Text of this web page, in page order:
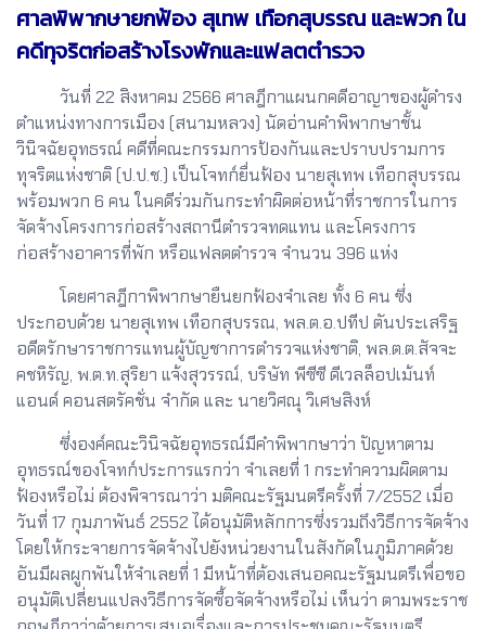
ศาลพิพากษายกฟ้อง สุเทพ เทือกสุบรรณ และพวก ใน
คดีทุจริตก่อสร้างโรงพักและแฟลตตำรวจ
วันที่ 22 สิงหาคม 2566 ศาลฎีกาแผนกคดีอาญาของผู้ดำรง
ตำแหน่งทางการเมือง (สนามหลวง) นัดอ่านคำพิพากษาชั้น
วินิจฉัยอุทธรณ์ คดีที่คณะกรรมการป้องกันและปราบปรามการ
ทุจริตแห่งชาติ (ป.ป.ช.) เป็นโจทก์ยื่นฟ้อง นายสุเทพ เทือกสุบรรณ
พร้อมพวก 6 คน ในคดีร่วมกันกระทำผิดต่อหน้าที่ราชการในการ
จัดจ้างโครงการก่อสร้างสถานีตำรวจทดแทน และโครงการ
ก่อสร้างอาคารที่พัก หรือแฟลตตำรวจ จำนวน 396 แห่ง
โดยศาลฎีกาพิพากษายืนยกฟ้องจำเลย ทั้ง 6 คน ซึ่ง
ประกอบด้วย นายสุเทพ เทือกสุบรรณ, พล.ต.อ.ปทีป ตันประเสริฐ
อดีตรักษาราชการแทนผู้บัญชาการตำรวจแห่งชาติ, พล.ต.ต.สัจจะ
คชหิรัญ, พ.ต.ท.สุริยา แจ้งสุวรรณ์, บริษัท พีซีซี ดีเวลล็อปเม้นท์
แอนด์ คอนสตรัคชั่น จำกัด และ นายวิศณุ วิเศษสิงห์
ซึ่งองค์คณะวินิจฉัยอุทธรณ์มีคำพิพากษาว่า ปัญหาตาม
อุทธรณ์ของโจทก์ประการแรกว่า จำเลยที่ 1 กระทำความผิดตาม
ฟ้องหรือไม่ ต้องพิจารณาว่า มติคณะรัฐมนตรีครั้งที่ 7/2552 เมื่อ
วันที่ 17 กุมภาพันธ์ 2552 ได้อนุมัติหลักการซึ่งรวมถึงวิธีการจัดจ้าง
โดยให้กระจายการจัดจ้างไปยังหน่วยงานในสังกัดในภูมิภาคด้วย
อันมีผลผูกพันให้จำเลยที่ 1 มีหน้าที่ต้องเสนอคณะรัฐมนตรีเพื่อขอ
อนุมัติเปลี่ยนแปลงวิธีการจัดซื้อจัดจ้างหรือไม่ เห็นว่า ตามพระราช